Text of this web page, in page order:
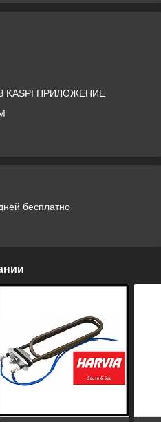
KASPI ПРИЛОЖЕНИЕ
бесплатно